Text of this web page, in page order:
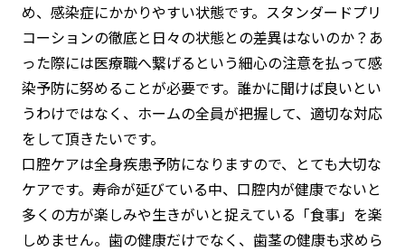
め、感染症にかかりやすい状態です。スタンダードプリ
コーションの徹底と日々の状態との差異はないのか？あ
った際には医療職へ繋げるという細心の注意を払って感
染予防に努めることが必要です。誰かに聞けば良いとい
うわけではなく、ホームの全員が把握して、適切な対応
をして頂きたいです。
口腔ケアは全身疾患予防になりますので、とても大切な
ケアです。寿命が延びている中、口腔内が健康でないと
多くの方が楽しみや生きがいと捉えている「食事」を楽
しめません。歯の健康だけでなく、歯茎の健康も求めら